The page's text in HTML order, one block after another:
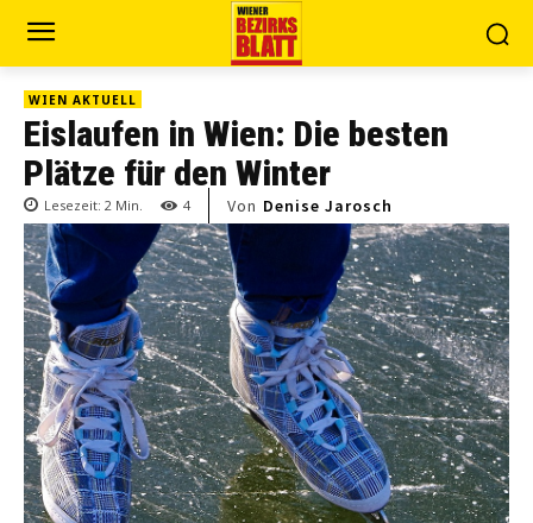
WIEN AKTUELL
Eislaufen in Wien: Die besten
Plätze für den Winter
Lesezeit: 2 Min. 4 Von Denise Jarosch